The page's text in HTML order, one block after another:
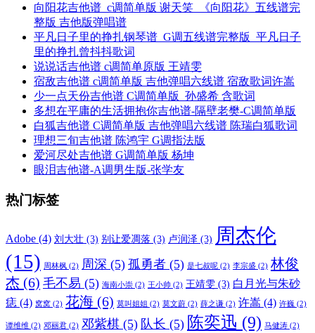
向阳花吉他谱_c调简单版 谢天笑_《向阳花》五线谱完
整版 吉他版弹唱谱
平凡日子里的挣扎钢琴谱_G调五线谱完整版_平凡日子
里的挣扎曾抖抖歌词
说说话吉他谱 c调简单原版 王靖雯
宿敌吉他谱 c调简单版 吉他弹唱六线谱 宿敌歌词许嵩
少一点天份吉他谱 C调简单版_孙盛希 含歌词
多想在平庸的生活拥抱你吉他谱-隔壁老樊-C调简单版
白狐吉他谱 C调简单版 吉他弹唱六线谱 陈瑞白狐歌词
理想三旬吉他谱 陈鸿宇 G调指法版
爱河尽处吉他谱 G调简单版 杨坤
眼泪吉他谱-A调男生版-张学友
热门标签
Adobe (4) 刘大壮 (3) 别让爱凋落 (3) 卢润泽 (3) 周杰伦
(15) 周林枫 (2) 周深 (5) 孤勇者 (5) 是七叔呢 (2) 李宗盛 (2) 林俊
杰 (6) 毛不易 (5) 海南小崇 (2) 王小帅 (2) 王靖雯 (3) 白月光与朱砂
痣 (4) 窝窝 (2) 花海 (6) 莫叫姐姐 (2) 莫文蔚 (2) 薛之谦 (2) 许嵩 (4) 许巍 (2)
谭维维 (2) 邓丽君 (2) 邓紫棋 (5) 队长 (5) 陈奕迅 (9) 马健涛 (2)